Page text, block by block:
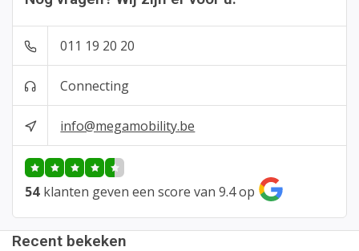
011 19 20 20
Connecting
info@megamobility.be
54 klanten geven een score van 9.4 op
Recent bekeken